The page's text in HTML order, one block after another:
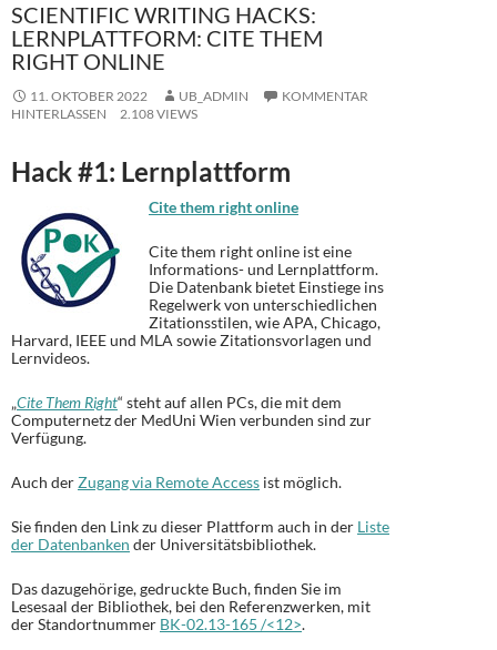
SCIENTIFIC WRITING HACKS:
LERNPLATTFORM: CITE THEM
RIGHT ONLINE
11. OKTOBER 2022 UB_ADMIN
KOMMENTAR
HINTERLASSEN
2.108 VIEWS
Hack #1: Lernplattform
Cite them right online
Cite them right online ist eine
Informations- und Lernplattform.
Die Datenbank bietet Einstiege ins
Regelwerk von unterschiedlichen
Zitationsstilen, wie APA, Chicago,
Harvard, IEEE und MLA sowie Zitationsvorlagen und
Lernvideos.
„Cite Them Right“ steht auf allen PCs, die mit dem
Computernetz der MedUni Wien verbunden sind zur
Verfügung.
Auch derZugang via Remote Access ist möglich.
Sie finden den Link zu dieser Plattform auch in der Liste
der Datenbanken der Universitätsbibliothek.
Das dazugehörige, gedruckte Buch, finden Sie im
Lesesaal der Bibliothek, bei den Referenzwerken, mit
der Standortnummer BK-02.13-165 /<12>.